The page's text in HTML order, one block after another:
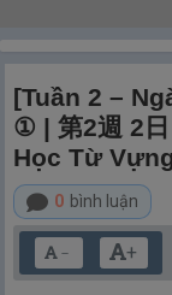
[Tuần 2 –
① | 第2週 2
Học Từ
0 bình luận
－ +